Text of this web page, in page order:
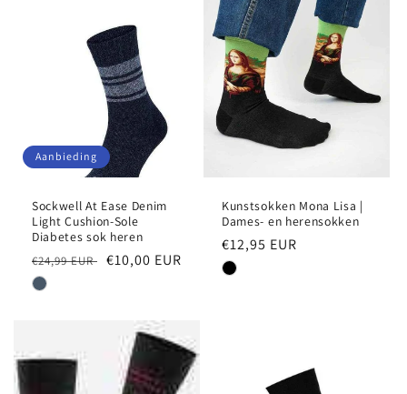
Aanbieding
Sockwell At Ease Denim
Light Cushion-Sole
Diabetes sok heren
Normale
prijs
€24,99 EUR Aanbiedingsprijs
€10,00 EUR
Kunstsokken Mona Lisa |
Dames- en herensokken
Normale
prijs
€12,95 EUR